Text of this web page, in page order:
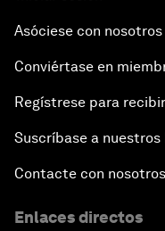
Asóciese con nosotros
Conviértase en
Regístrese para
Suscríbase a
Contacte con nosotros
Enlaces directos